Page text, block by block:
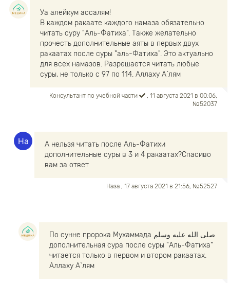
Уа алейкум ассалям!
В каждом ракаате каждого намаза обязательно
читать суру "Аль-Фатиха". Также желательно
прочесть дополнительные аяты в первых двух
ракаатах после суры "аль-Фатиха". Это актуально
для всех намазов. Разрешается читать любые
суры, не только с 97 по 114. Аллаху А`лям
Консультант по учебной части
, 11 августа 2021 в 00:06,
№52037
А нельзя читать после Аль-Фатихи
дополнительные суры в 3 и 4 ракаатах?Спасиво
вам за ответ
Наза , 17 августа 2021 в 21:56, №52527
По сунне пророка Мухаммада صلى الله عليه وسلم
дополнительная сура после суры "Аль-Фатиха"
читается только в первом и втором ракаатах.
Аллаху А`лям